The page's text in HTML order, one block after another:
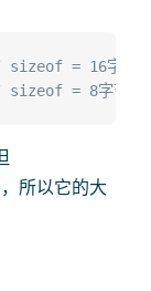
= 16字节
= 8字节
所以它的大